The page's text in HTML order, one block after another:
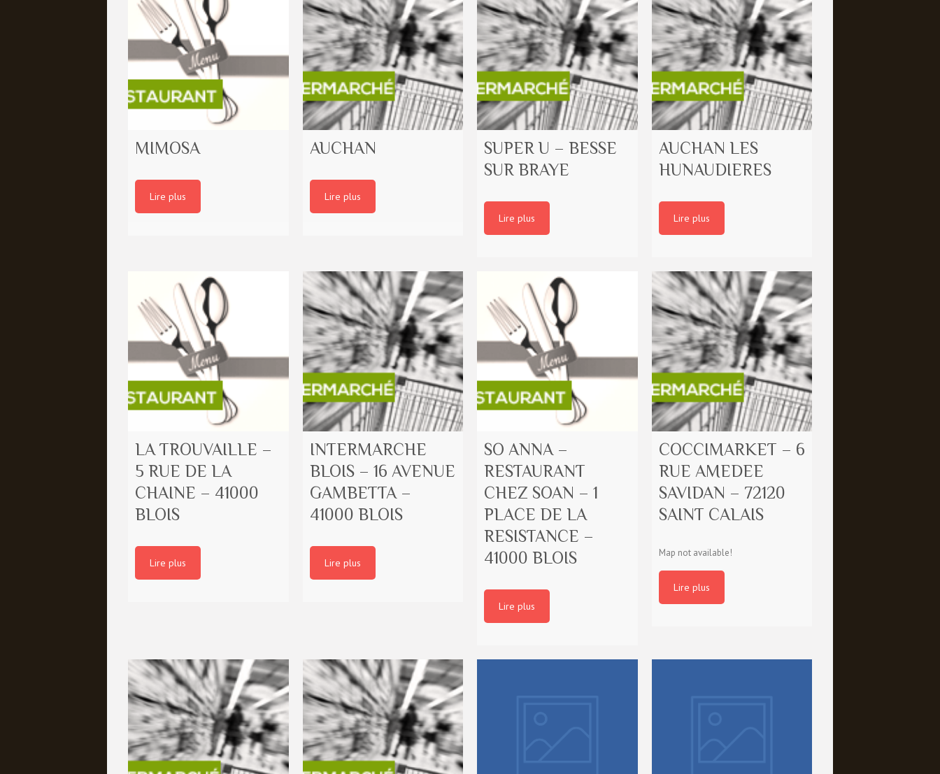
MIMOSA
Lire plus
AUCHAN
Lire plus
SUPER U – BESSE
SUR BRAYE
Lire plus
AUCHAN LES
HUNAUDIERES
Lire plus
LA TROUVAILLE –
5 RUE DE LA
CHAINE – 41000
BLOIS
Lire plus
INTERMARCHE
BLOIS – 16 AVENUE
GAMBETTA –
41000 BLOIS
Lire plus
SO ANNA –
RESTAURANT
CHEZ SOAN – 1
PLACE DE LA
RESISTANCE –
41000 BLOIS
Lire plus
COCCIMARKET – 6
RUE AMEDEE
SAVIDAN – 72120
SAINT CALAIS
Map not available!
Lire plus